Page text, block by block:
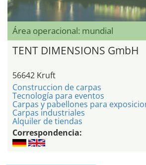
Área operacional: mundial
TENT DIMENSIONS GmbH
56642 Kruft
Construccion de carpas
Tecnología para eventos
Carpas y pabellones para
Carpas industriales
Alquiler de tiendas
Correspondencia: